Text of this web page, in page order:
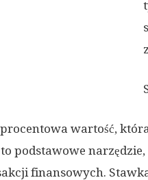
wartość,
podstawowe
finansowych.